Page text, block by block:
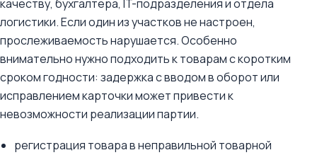
качеству, бухгалтера, IT-подразделения и отдела
логистики. Если один из участков не настроен,
прослеживаемость нарушается. Особенно
внимательно нужно подходить к товарам с коротким
сроком годности: задержка с вводом в оборот или
исправлением карточки может привести к
невозможности реализации партии.
регистрация товара в неправильной товарной